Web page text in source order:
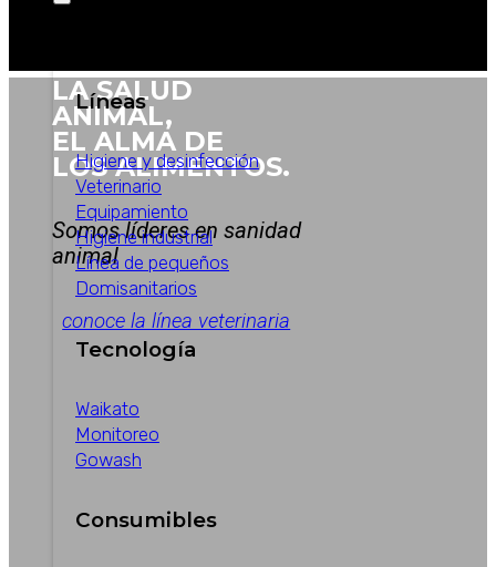
Líneas
Higiene y desinfección
Veterinario
Equipamiento
Higiene industrial
Línea de pequeños
Domisanitarios
Tecnología
Waikato
Monitoreo
Gowash
Consumibles
LA SALUD
ANIMAL,
EL ALMA DE
LOS ALIMENTOS.
Somos líderes en sanidad
animal
conoce la línea veterinaria